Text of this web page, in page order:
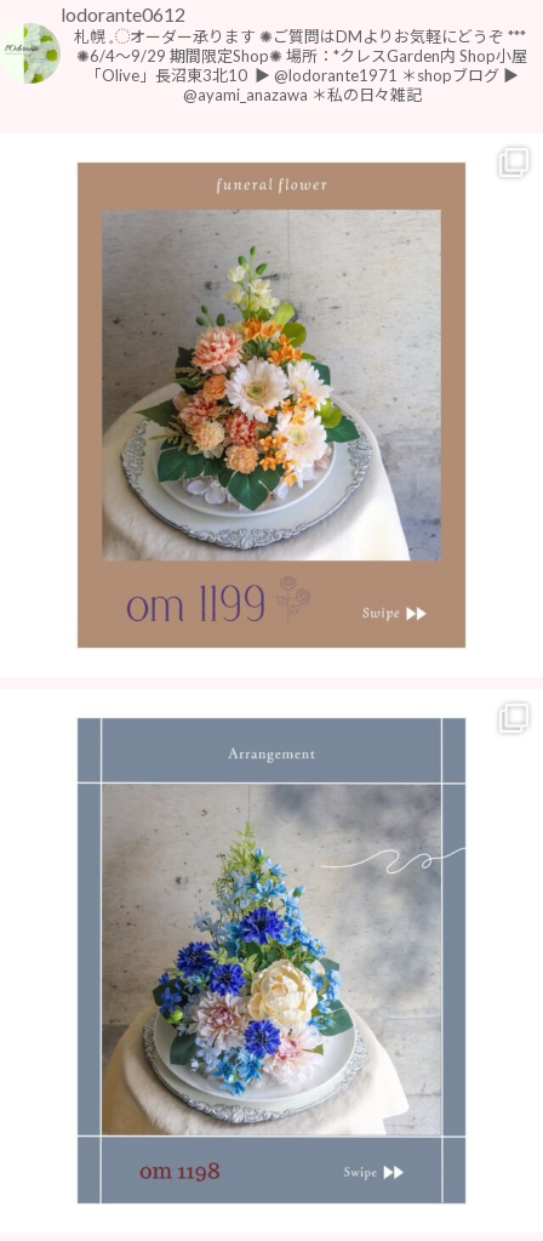
lodorante0612
札幌 𓈒◌オーダー承ります ✺ご質問はDMよりお気軽にどうぞ ***
⁡✺6/4〜9/29 期間限定Shop✺ 場所：*クレスGarden内 Shop小屋
「Olive」長沼東3北10⁡ ▶︎ @lodorante1971 ＊shopブログ ▶︎
@ayami_anazawa ＊私の日々雑記